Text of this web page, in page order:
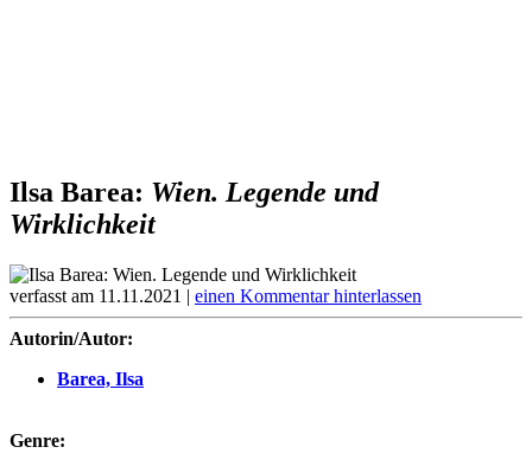
Ilsa Barea: Wien. Legende und
Wirklichkeit
verfasst am 11.11.2021 | einen Kommentar hinterlassen
Autorin/Autor:
Barea, Ilsa
Genre: